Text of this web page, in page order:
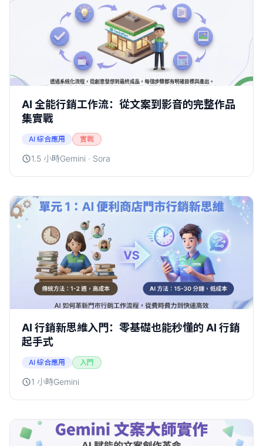
AI 全能行銷工作流：從文案到影音的完整作品
集實戰
AI 綜合應用 實戰
1.5 小時Gemini · Sora
AI 行銷新思維入門：零基礎也能秒懂的 AI 行銷
起手式
AI 綜合應用 入門
1 小時Gemini